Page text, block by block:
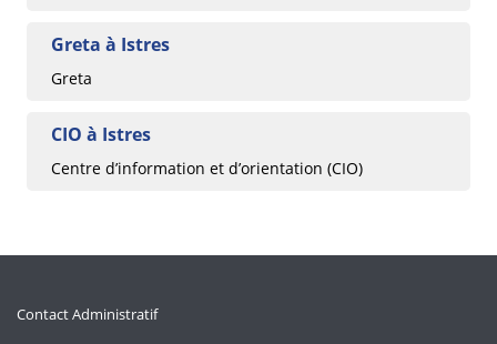
Greta à Istres
Greta
CIO à Istres
Centre d’information et d’orientation (CIO)
Contact Administratif